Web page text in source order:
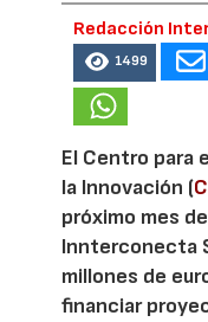
Redacción
1499
El Centro para
la Innovación (
próximo mes
Innterconecta
millones de
financiar